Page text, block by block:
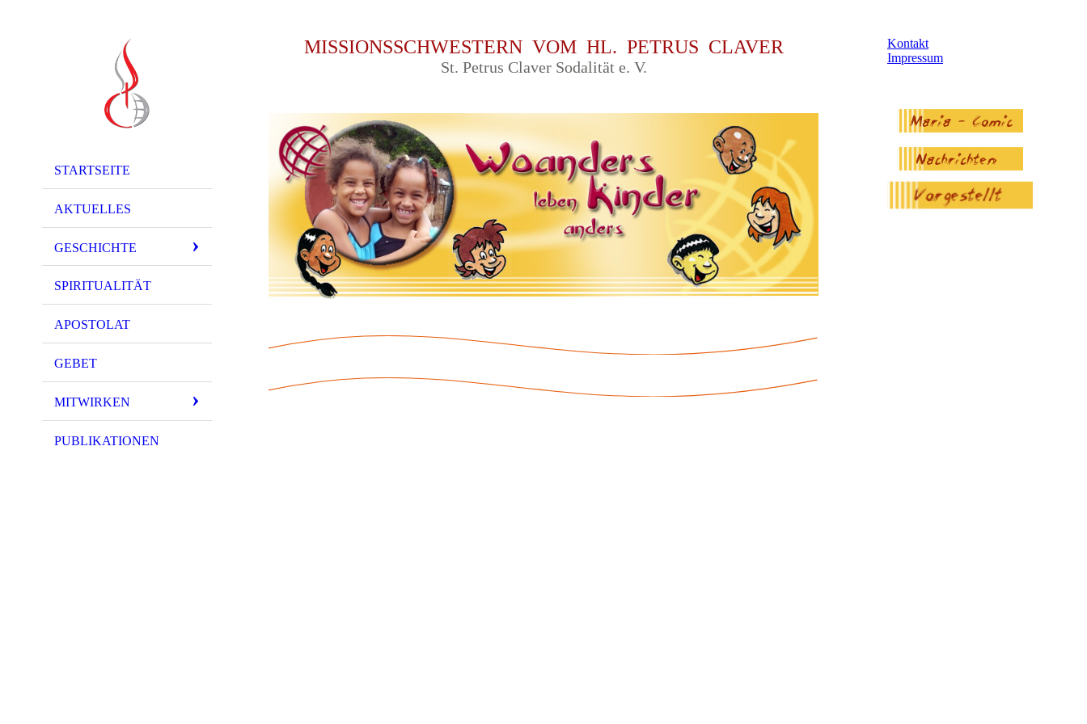
STARTSEITE
AKTUELLES
GESCHICHTE
SPIRITUALITÄT
APOSTOLAT
GEBET
MITWIRKEN
PUBLIKATIONEN
MISSIONSSCHWESTERN VOM HL. PETRUS CLAVER
St. Petrus Claver Sodalität e. V.
Kontakt
Impressum